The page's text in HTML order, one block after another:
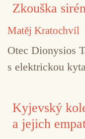
improvizace
Thisnis
Zkouška
Matěj Kratochvíl
Otec Dionysios
s elektrickou
Kyjevský
a jejich